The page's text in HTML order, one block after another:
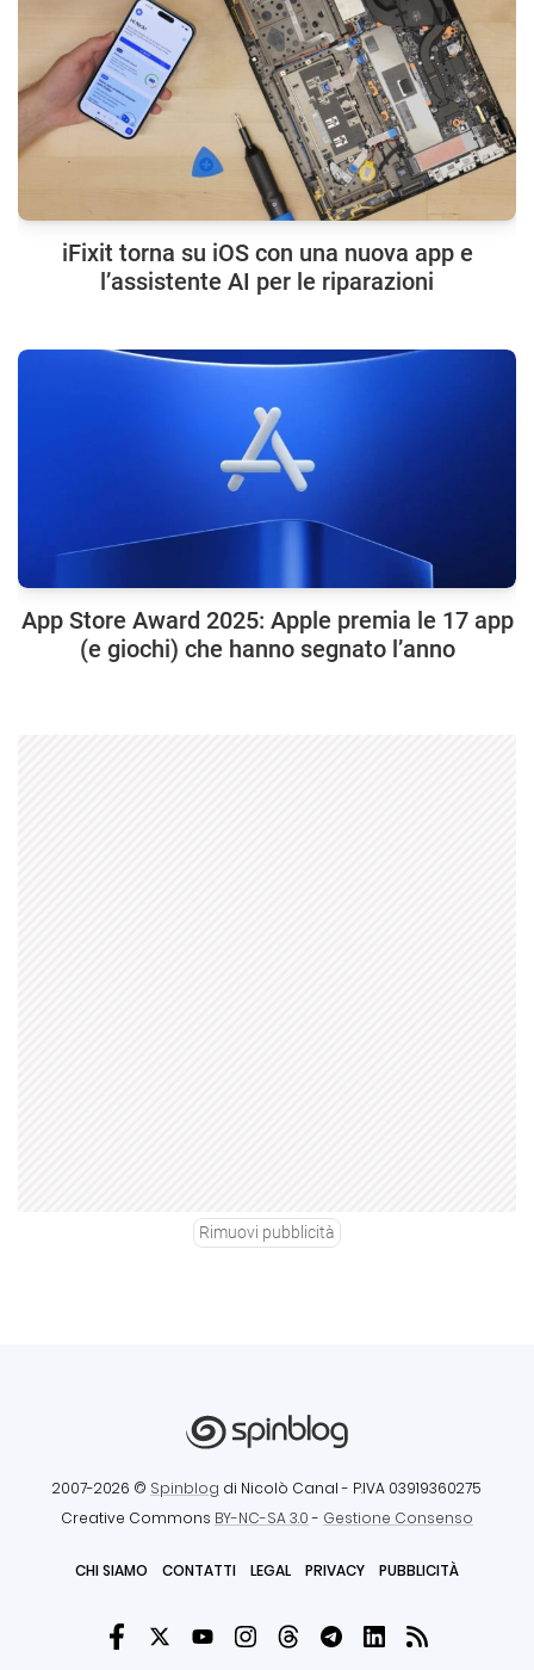
iFixit torna su iOS con una nuova app e
l’assistente AI per le riparazioni
App Store Award 2025: Apple premia le 17 app
(e giochi) che hanno segnato l’anno
Rimuovi pubblicità
2007-2026 © Spinblog di Nicolò Canal - P.IVA 03919360275
Creative Commons BY-NC-SA 3.0- Gestione Consenso
CHI SIAMO CONTATTI LEGAL PRIVACY PUBBLICITÀ